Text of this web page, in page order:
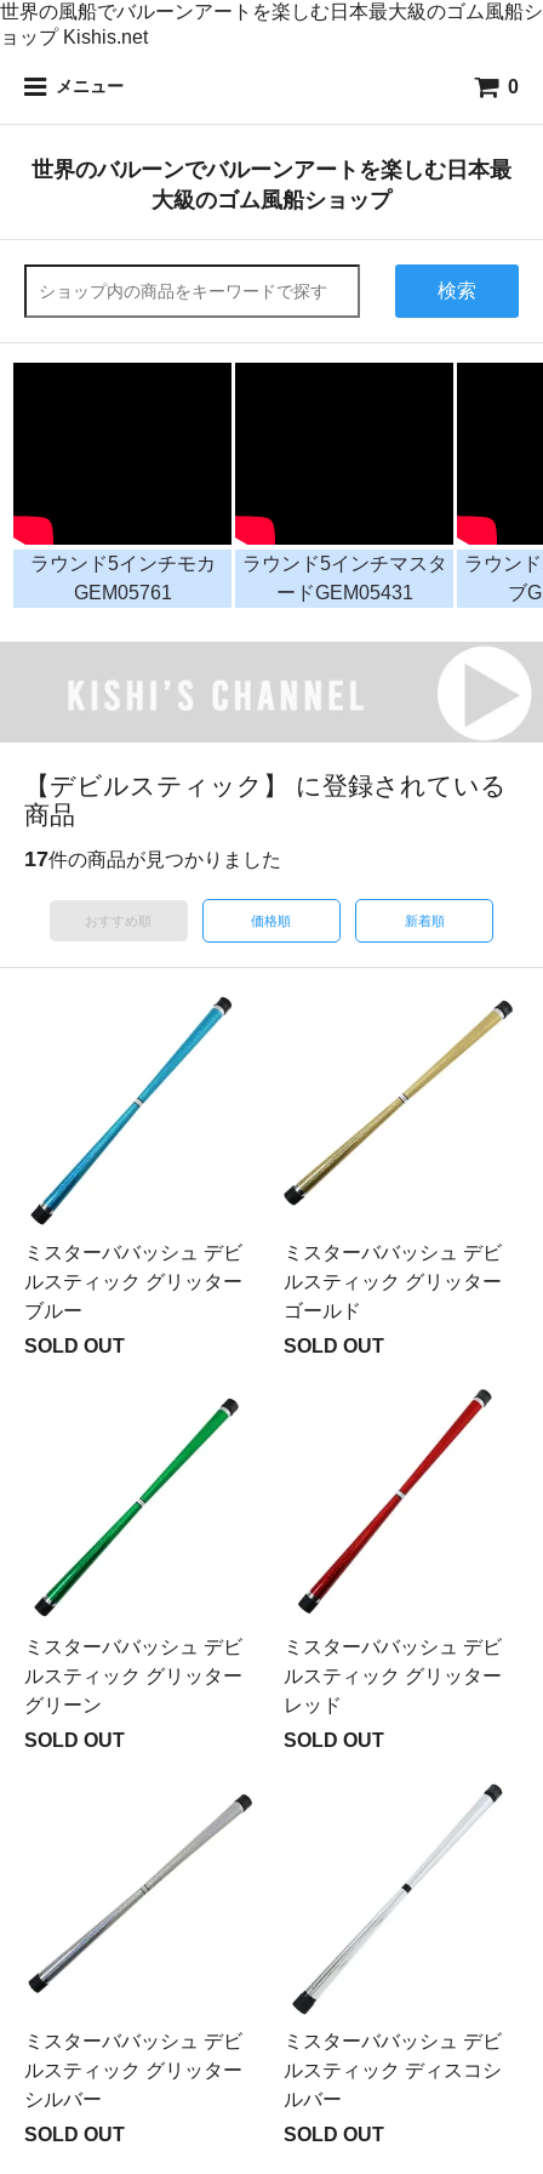
世界の風船でバルーンアートを楽しむ日本最大級のゴム風船シ
ョップ Kishis.net
メニュー 0
世界のバルーンでバルーンアートを楽しむ日本最
大級のゴム風船ショップ
検索
ラウンド5インチモカ
GEM05761
ラウンド5インチマスタ
ードGEM05431
ラウン
ブ
【デビルスティック】 に登録されている
商品
17件の商品が見つかりました
おすすめ順 価格順 新着順
ミスターババッシュ デビ
ルスティック グリッター
ブルー
SOLD OUT
ミスターババッシュ デビ
ルスティック グリッター
ゴールド
SOLD OUT
ミスターババッシュ デビ
ルスティック グリッター
グリーン
SOLD OUT
ミスターババッシュ デビ
ルスティック グリッター
レッド
SOLD OUT
ミスターババッシュ デビ
ルスティック グリッター
シルバー
SOLD OUT
ミスターババッシュ デビ
ルスティック ディスコシ
ルバー
SOLD OUT